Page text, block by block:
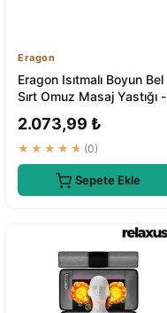
Eragon
Eragon Isıtmalı Boyun Bel
Sırt Omuz Masaj Yastığı -
2.073,99 ₺
★★★★★ (0)
Sepete Ekle